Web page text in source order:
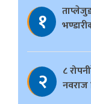
१
२
८
नवराज